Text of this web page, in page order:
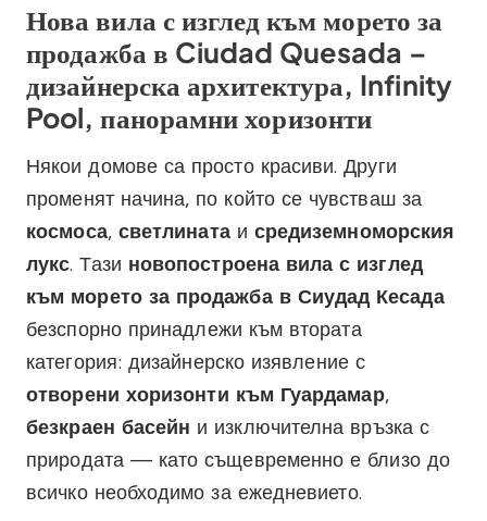
Нова вила с изглед към морето за
продажба в Ciudad Quesada –
дизайнерска архитектура, Infinity
Pool, панорамни хоризонти
Някои домове са просто красиви. Други
променят начина, по който се чувстваш за
космоса, светлинатаи средиземноморския
лукс. Тази новопостроена вила с изглед
към морето за продажба в Сиудад Кесада
безспорно принадлежи към втората
категория: дизайнерско изявление с
отворени хоризонти към Гуардамар,
безкраен басейн и изключителна връзка с
природата — като същевременно е близо до
всичко необходимо за ежедневието.